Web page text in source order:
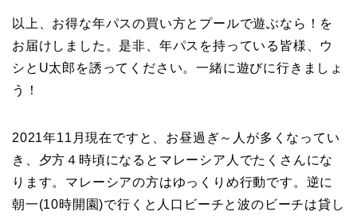
以上、お得な年パスの買い方とプールで遊ぶなら！を
お届けしました。是非、年パスを持っている皆様、ウ
シとU太郎を誘ってください。一緒に遊びに行きましょ
う！
2021年11月現在ですと、お昼過ぎ～人が多くなってい
き、夕方４時頃になるとマレーシア人でたくさんにな
ります。マレーシアの方はゆっくりめ行動です。逆に
朝一(10時開園)で行くと人口ビーチと波のビーチは貸し